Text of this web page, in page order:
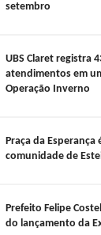
setembro
UBS Claret registra
atendimentos em
Operação Inverno
Praça da Esperança
comunidade de
Prefeito Felipe
do lançamento da